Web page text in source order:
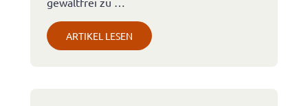
ARTIKEL LESEN